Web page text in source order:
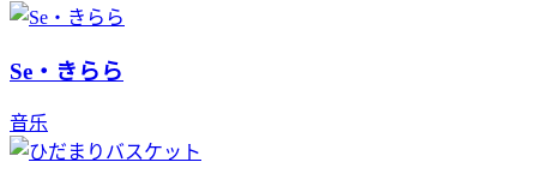
Se・きらら
音乐